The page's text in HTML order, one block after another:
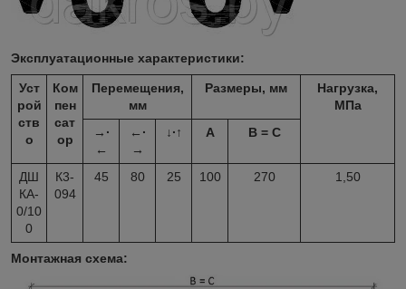
Эксплуатационные характеристики:
Уст
рой
ств
о
Ком
пен
сат
ор
Перемещения,
мм
Размеры, мм
Нагрузка,
МПа
→∙
←
←∙
→
↓∙↑ A B = C
ДШ
КА-
0/10
0
К3-
094
45 80 25 100 270 1,50
Монтажная схема: